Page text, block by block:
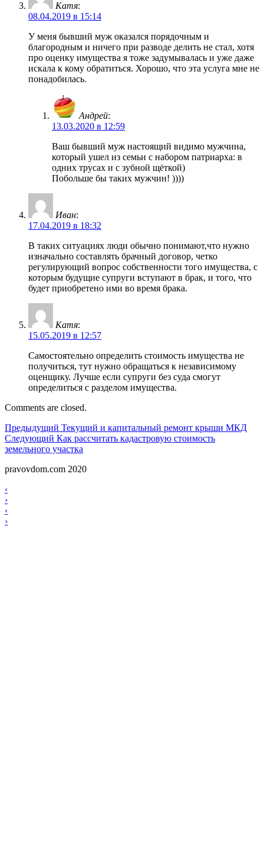
Катя:
08.04.2019 в 15:14
У меня бывший муж оказался порядочным и
благородным и ничего при разводе делить не стал, хотя
про оценку имущества я тоже задумывалась и уже даже
искала к кому обратиться. Хорошо, что эта услуга мне не
понадобилась.
Андрей:
13.03.2020 в 12:59
Ваш бывший муж настоящий видимо мужчина,
который ушел из семьи с набором патриарха: в
одних трусах и с зубной щёткой)
Побольше бы таких мужчин! ))))
Иван:
17.04.2019 в 18:32
В таких ситуациях люди обычно понимают,что нужно
изначально составлять брачный договор, четко
регулирующий вопрос собственности того имущества, с
которым будущие супруги вступают в брак, и того, что
будет приобретено ими во время брака.
Катя:
15.05.2019 в 12:57
Самостоятельно определить стоимость имущества не
получиться, тут нужно обращаться к независимому
оценщику. Лучше если супруги без суда смогут
определиться с разделом имущества.
Comments are closed.
Навигация
по
Предыдущий Предыдущий
Текущий и капитальный ремонт крыши МКД
Следующий Следующий
Как рассчитать кадастровую стоимость
земельного участка
pravovdom.com 2020
Scroll
Up
Навигация
по
записям
‹
›
Навигация
по
‹
›